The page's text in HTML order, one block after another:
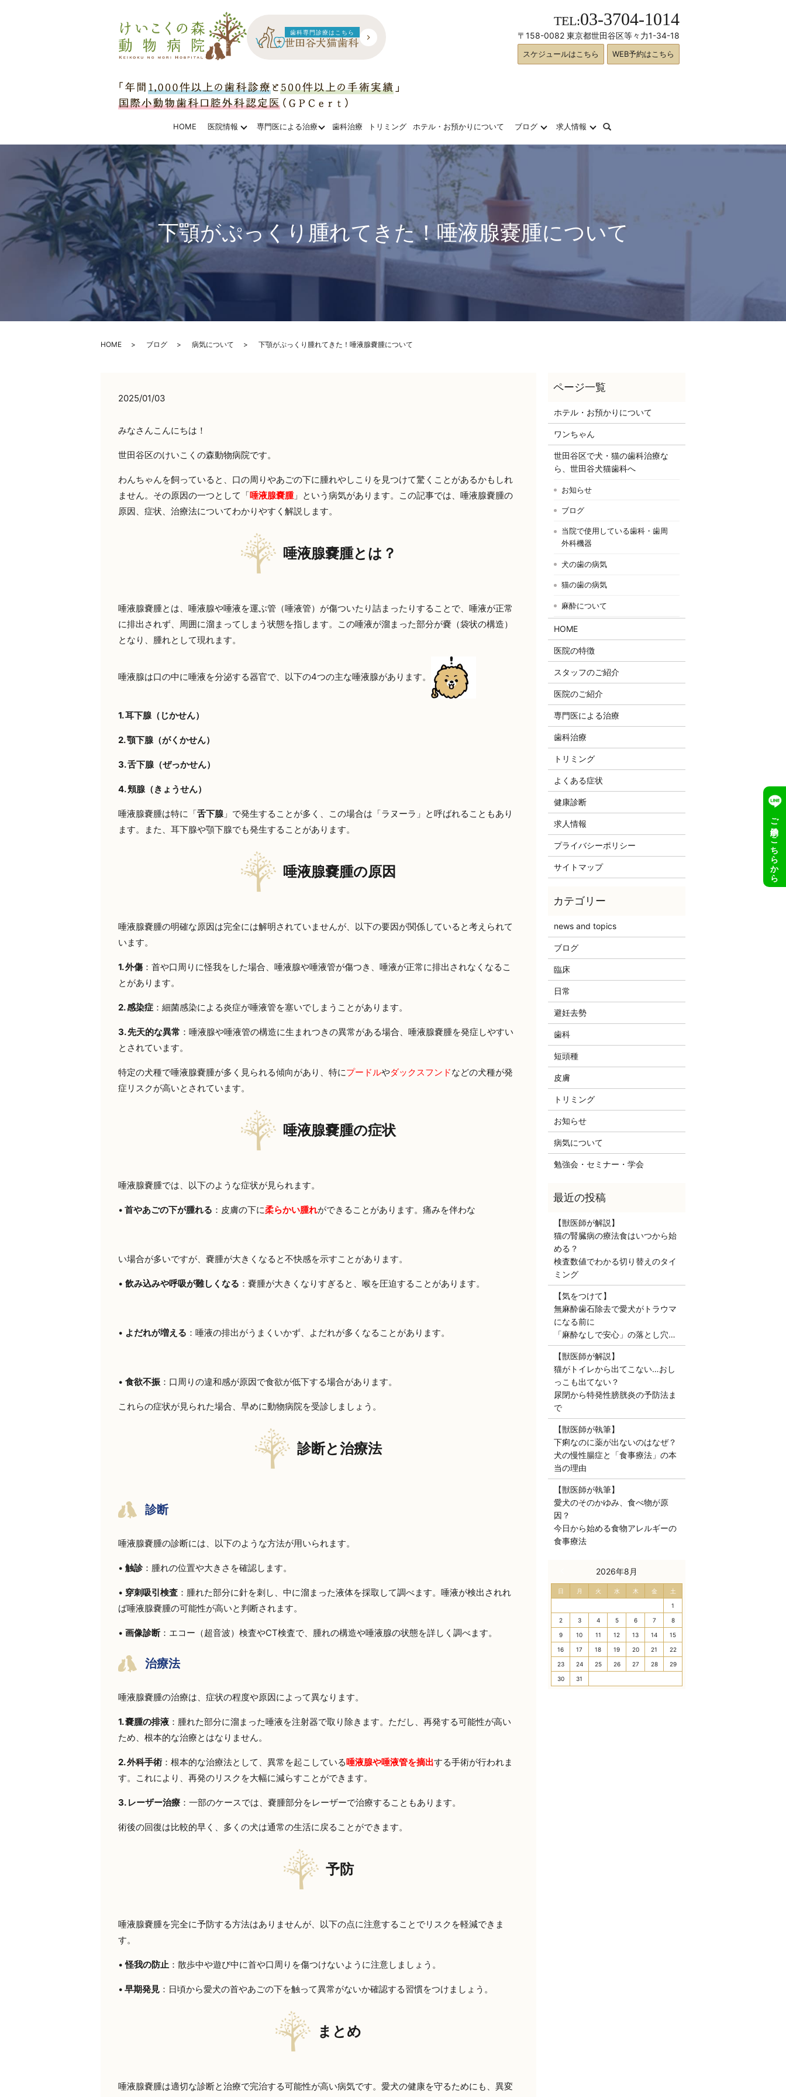
歯科専門診療はこちら
TEL:03-3704-1014
〒158-0082 東京都世田谷区等々力1-34-18
スケジュールはこちら WEB予約はこちら
HOME 医院情報 専門医による治療 歯科治療 トリミング ホテル・お預かりについて ブログ 求人情報
下顎がぷっくり腫れてきた！唾液腺嚢腫について
HOME ブログ 病気について 下顎がぷっくり腫れてきた！唾液腺嚢腫について
2025/01/03
みなさんこんにちは！
世田谷区のけいこくの森動物病院です。
わんちゃんを飼っていると、口の周りやあごの下に腫れやしこりを見つけて驚くことがあるかもしれ
ません。その原因の一つとして「唾液腺嚢腫」という病気があります。この記事では、唾液腺嚢腫の
原因、症状、治療法についてわかりやすく解説します。
唾液腺嚢腫とは？
唾液腺嚢腫とは、唾液腺や唾液を運ぶ管（唾液管）が傷ついたり詰まったりすることで、唾液が正常
に排出されず、周囲に溜まってしまう状態を指します。この唾液が溜まった部分が嚢（袋状の構造）
となり、腫れとして現れます。
唾液腺は口の中に唾液を分泌する器官で、以下の4つの主な唾液腺があります。
1.耳下腺（じかせん）
2.顎下腺（がくかせん）
3.舌下腺（ぜっかせん）
4.頬腺（きょうせん）
唾液腺嚢腫は特に「舌下腺」で発生することが多く、この場合は「ラヌーラ」と呼ばれることもあり
ます。また、耳下腺や顎下腺でも発生することがあります。
唾液腺嚢腫の原因
唾液腺嚢腫の明確な原因は完全には解明されていませんが、以下の要因が関係していると考えられて
います。
1.外傷：首や口周りに怪我をした場合、唾液腺や唾液管が傷つき、唾液が正常に排出されなくなるこ
とがあります。
2.感染症：細菌感染による炎症が唾液管を塞いでしまうことがあります。
3.先天的な異常 ：唾液腺や唾液管の構造に生まれつきの異常がある場合、唾液腺嚢腫を発症しやすい
とされています。
特定の犬種で唾液腺嚢腫が多く見られる傾向があり、特にプードルやダックスフンドなどの犬種が発
症リスクが高いとされています。
唾液腺嚢腫の症状
唾液腺嚢腫では、以下のような症状が見られます。
• 首やあごの下が腫れる ：皮膚の下に柔らかい腫れができることがあります。痛みを伴わな
い場合が多いですが、嚢腫が大きくなると不快感を示すことがあります。
• 飲み込みや呼吸が難しくなる ：嚢腫が大きくなりすぎると、喉を圧迫することがあります。
• よだれが増える ：唾液の排出がうまくいかず、よだれが多くなることがあります。
• 食欲不振：口周りの違和感が原因で食欲が低下する場合があります。
これらの症状が見られた場合、早めに動物病院を受診しましょう。
診断と治療法
診断
唾液腺嚢腫の診断には、以下のような方法が用いられます。
• 触診：腫れの位置や大きさを確認します。
• 穿刺吸引検査：腫れた部分に針を刺し、中に溜まった液体を採取して調べます。唾液が検出されれ
ば唾液腺嚢腫の可能性が高いと判断されます。
• 画像診断：エコー（超音波）検査やCT検査で、腫れの構造や唾液腺の状態を詳しく調べます。
治療法
唾液腺嚢腫の治療は、症状の程度や原因によって異なります。
1.嚢腫の排液：腫れた部分に溜まった唾液を注射器で取り除きます。ただし、再発する可能性が高い
ため、根本的な治療とはなりません。
2.外科手術：根本的な治療法として、異常を起こしている唾液腺や唾液管を摘出する手術が行われま
す。これにより、再発のリスクを大幅に減らすことができます。
3. レーザー治療：一部のケースでは、嚢腫部分をレーザーで治療することもあります。
術後の回復は比較的早く、多くの犬は通常の生活に戻ることができます。
予防
唾液腺嚢腫を完全に予防する方法はありませんが、以下の点に注意することでリスクを軽減できま
す。
• 怪我の防止：散歩中や遊び中に首や口周りを傷つけないように注意しましょう。
• 早期発見：日頃から愛犬の首やあごの下を触って異常がないか確認する習慣をつけましょう。
まとめ
唾液腺嚢腫は適切な診断と治療で完治する可能性が高い病気です。愛犬の健康を守るためにも、異変
ホテル・お預かりについて
ワンちゃん
世田谷区で犬・猫の歯科治療な
ら、世田谷犬猫歯科へ
お知らせ
ブログ
当院で使用している歯科・歯周
外科機器
犬の歯の病気
猫の歯の病気
麻酔について
HOME
医院の特徴
スタッフのご紹介
医院のご紹介
専門医による治療
歯科治療
トリミング
よくある症状
健康診断
求人情報
プライバシーポリシー
サイトマップ
news and topics
ブログ
臨床
日常
避妊去勢
歯科
短頭種
皮膚
トリミング
お知らせ
病気について
勉強会・セミナー・学会
【獣医師が解説】
猫の腎臓病の療法食はいつから始
める？
検査数値でわかる切り替えのタイ
ミング
【気をつけて】
無麻酔歯石除去で愛犬がトラウマ
になる前に
「麻酔なしで安心」の落とし穴…
【獣医師が解説】
猫がトイレから出てこない…おし
っこも出てない？
尿閉から特発性膀胱炎の予防法ま
で
【獣医師が執筆】
下痢なのに薬が出ないのはなぜ？
犬の慢性腸症と「食事療法」の本
当の理由
【獣医師が執筆】
愛犬のそのかゆみ、食べ物が原
因？
今日から始める食物アレルギーの
食事療法
2026年8月
日 月 火 水 木 金 土
1
2 3 4 5 6 7 8
9 10 11 12 13 14 15
16 17 18 19 20 21 22
23 24 25 26 27 28 29
30 31
ご予約はこちらから